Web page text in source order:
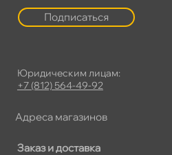
Заказ и доставка
Подписаться
Юридическим лицам:
+7 (812) 564-49-92
Адреса магазино